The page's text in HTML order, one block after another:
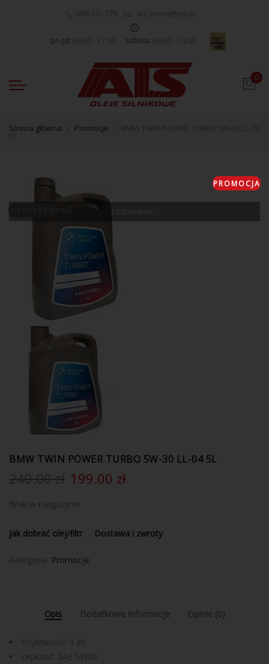
600 232 778 ats_tuning@op.pl
pn-pt: 09:00 - 17:00 sobota: 09:00 - 13:00
0
Strona główna Promocje
PROMOCJA
BMW TWIN POWER TURBO 5W-30 LL-04 5L
249.00zł 199.00 zł
Brak w magazynie
Jak dobrać olej/filtr Dostawa i zwroty
Kategoria: Promocje
Opis Dodatkowe informacje Opinie (0)
Pojemność: 1 litr
Lepkość: SAE 5W30